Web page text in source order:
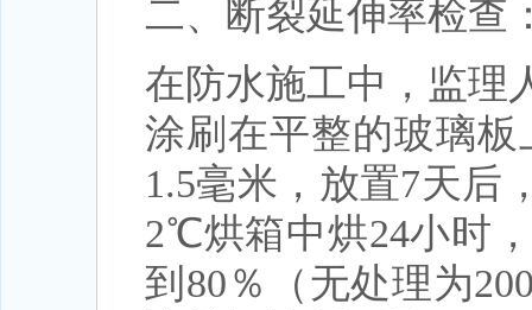
二、断裂延伸率检查
在防水施工中，监理
涂刷在平整的玻璃
1.5毫米，放置7天后
2℃烘箱中烘24小时
到80％（无处理为